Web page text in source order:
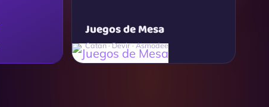
Juegos de Mesa
Catan · Devir · Asmodee